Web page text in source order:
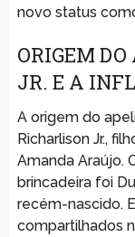
novo status
ORIGEM
JR. E A
A origem do
Richarlison Jr.,
Amanda Araújo.
brincadeira foi
recém-nascido.
compartilhados